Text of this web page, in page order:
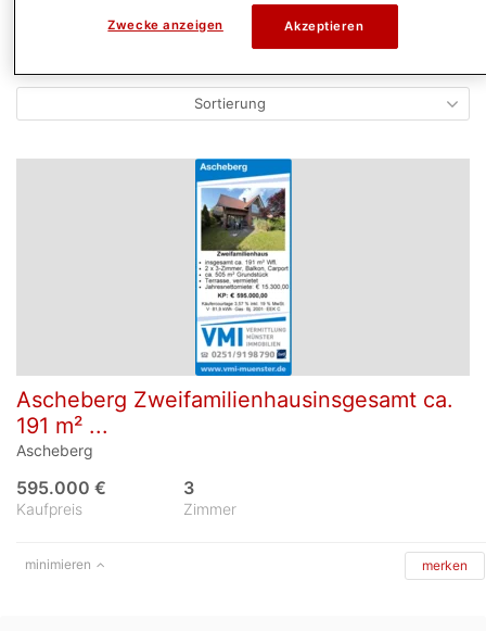
Bitte bestätigen Sie durch Ankreuzen des nebenstehenden
Feldes, dass Sie unsereAGB
akzeptieren.
Datenschutzerklärung.
Sortierung
Ascheberg Zweifamilienhausinsgesamt ca.
191 m² ...
Ascheberg
Kaufpreis
595.000 €
Zimmer
3
minimieren merken
Zwecke anzeigen Akzeptieren